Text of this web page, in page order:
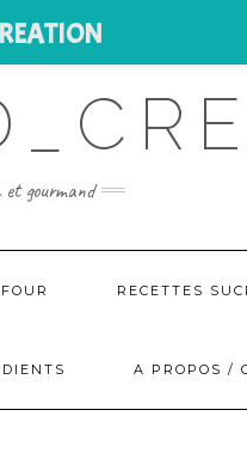
et gourmand
RECETTES
A PROPOS /